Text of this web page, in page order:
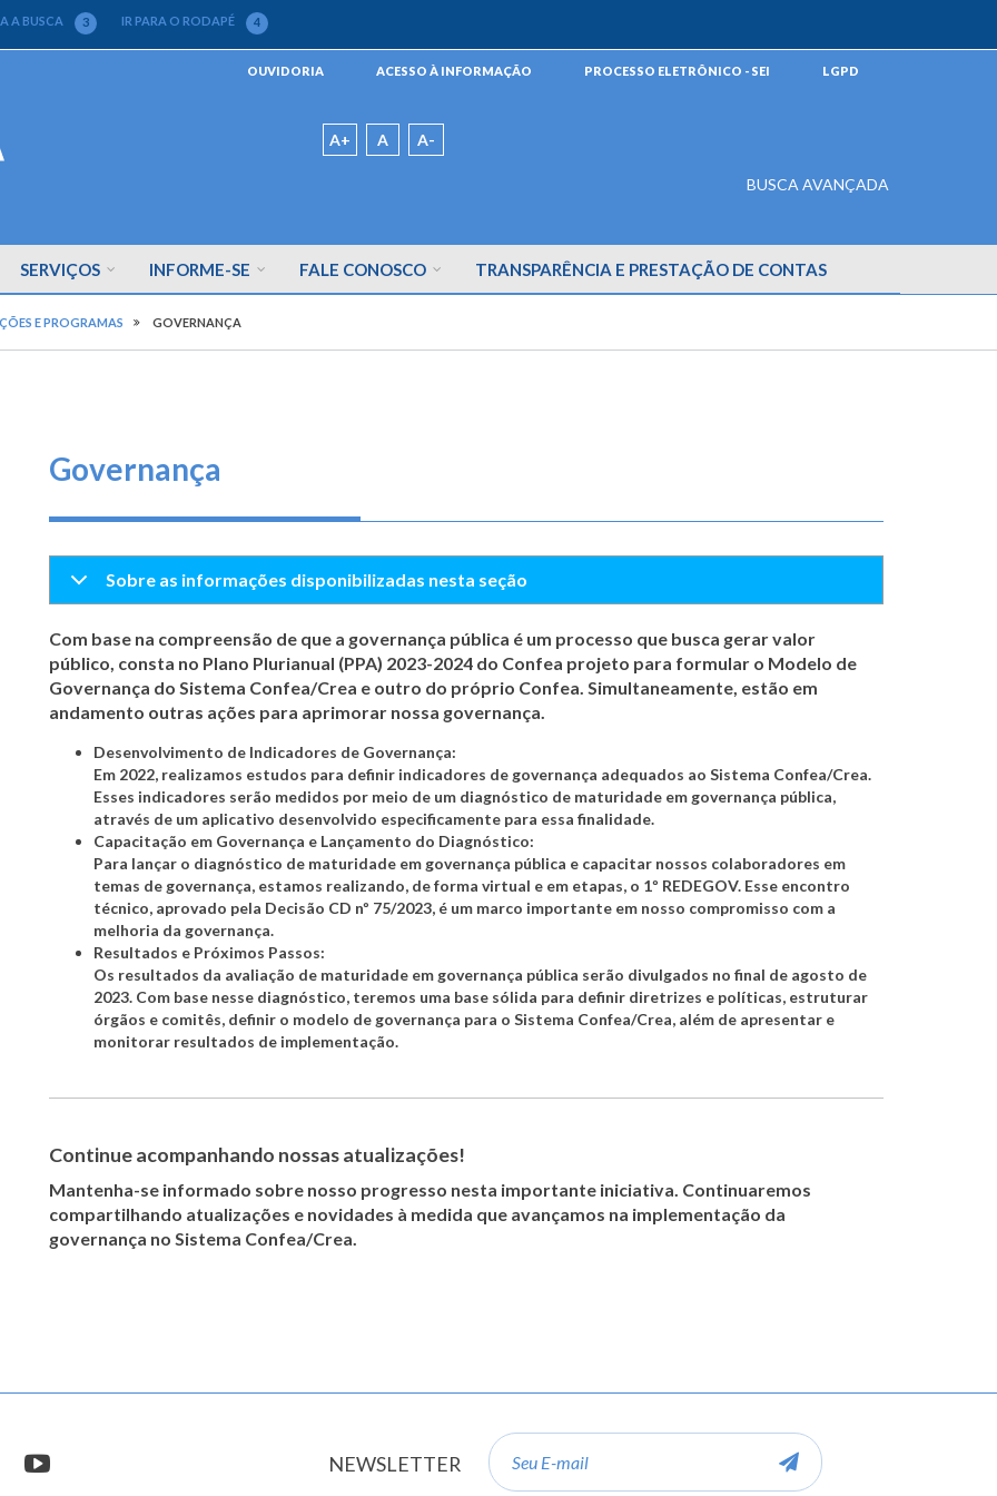
A BUSCA 3 IR PARA O RODAPÉ 4
OUVIDORIA ACESSO À INFORMAÇÃO PROCESSO ELETRÔNICO - SEI LGPD
A+ A A-
BUSCA AVANÇADA
SERVIÇOS INFORME-SE FALE CONOSCO TRANSPARÊNCIA E PRESTAÇÃO DE CONTAS
E PROGRAMAS GOVERNANÇA
Governança
Sobre as informações disponibilizadas nesta seção
Com base na compreensão de que a governança pública é um processo que busca gerar valor
público, consta no Plano Plurianual (PPA) 2023-2024 do Confea projeto para formular o Modelo de
Governança do Sistema Confea/Crea e outro do próprio Confea. Simultaneamente, estão em
andamento outras ações para aprimorar nossa governança.
Desenvolvimento de Indicadores de Governança:
Em 2022, realizamos estudos para definir indicadores de governança adequados ao Sistema Confea/Crea.
Esses indicadores serão medidos por meio de um diagnóstico de maturidade em governança pública,
através de um aplicativo desenvolvido especificamente para essa finalidade.
Capacitação em Governança e Lançamento do Diagnóstico:
Para lançar o diagnóstico de maturidade em governança pública e capacitar nossos colaboradores em
temas de governança, estamos realizando, de forma virtual e em etapas, o 1º REDEGOV. Esse encontro
técnico, aprovado pela Decisão CD nº 75/2023, é um marco importante em nosso compromisso com a
melhoria da governança.
Resultados e Próximos Passos:
Os resultados da avaliação de maturidade em governança pública serão divulgados no final de agosto de
2023. Com base nesse diagnóstico, teremos uma base sólida para definir diretrizes e políticas, estruturar
órgãos e comitês, definir o modelo de governança para o Sistema Confea/Crea, além de apresentar e
monitorar resultados de implementação.
Continue acompanhando nossas atualizações!
Mantenha-se informado sobre nosso progresso nesta importante iniciativa. Continuaremos
compartilhando atualizações e novidades à medida que avançamos na implementação da
governança no Sistema Confea/Crea.
youtube NEWSLETTER
E-
mail